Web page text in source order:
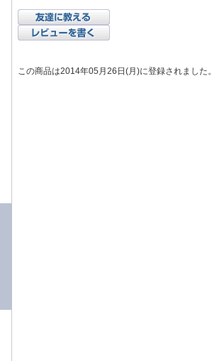
この商品は2014年05月26日(月)に登録されました。